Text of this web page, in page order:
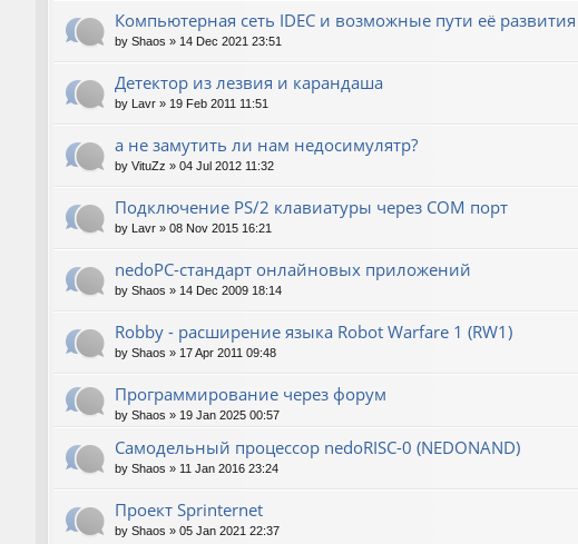
Компьютерная сеть IDEC и возможные пути её развития
by Shaos » 14 Dec 2021 23:51
Детектор из лезвия и карандаша
by Lavr » 19 Feb 2011 11:51
а не замутить ли нам недосимулятр?
by VituZz » 04 Jul 2012 11:32
Подключение PS/2 клавиатуры через COM порт
by Lavr » 08 Nov 2015 16:21
nedoPC-стандарт онлайновых приложений
by Shaos » 14 Dec 2009 18:14
Robby - расширение языка Robot Warfare 1 (RW1)
by Shaos » 17 Apr 2011 09:48
Программирование через форум
by Shaos » 19 Jan 2025 00:57
Самодельный процессор nedoRISC-0 (NEDONAND)
by Shaos » 11 Jan 2016 23:24
Проект Sprinternet
by Shaos » 05 Jan 2021 22:37